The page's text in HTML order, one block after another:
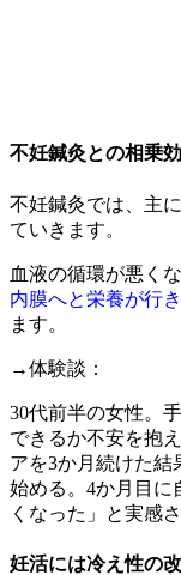
不妊鍼灸との相乗
不妊鍼灸では、主
ていきます。
血液の循環が悪くな
内膜へと栄養が行
ます。
→体験談：
30代前半の女性。
できるか不安を抱
アを3か月続けた結
始める。4か月目に
くなった」と実感
妊活には冷え性の